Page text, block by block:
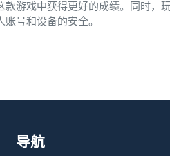
游戏中获得更好的成绩。同时，
号和设备的安全。
导航